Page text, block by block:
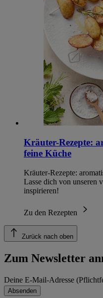
Kräuter-Rezepte:
feine Küche
Kräuter-Rezepte:
Lasse dich von unseren
inspirieren!
Zu den Rezepten
Zurück nach oben
Zum Newsletter
Deine E-Mail-Adresse
Absenden